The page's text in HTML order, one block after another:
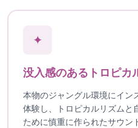
✦
没入感のあるトロピカ
本物のジャングル環境にイン
体験し、トロピカルリズムと
ために慎重に作られたサウン